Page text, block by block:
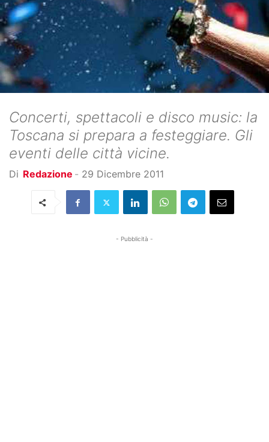
Concerti, spettacoli e disco music: la
Toscana si prepara a festeggiare. Gli
eventi delle città vicine.
Di Redazione - 29 Dicembre 2011
- Pubblicità -